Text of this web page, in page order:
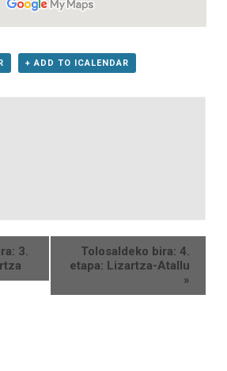
+ ADD TO ICALENDAR
3.
Tolosaldeko bira: 4.
etapa: Lizartza-Atallu
»